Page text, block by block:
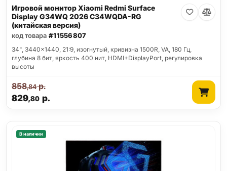
Игровой монитор Xiaomi Redmi Surface
Display G34WQ 2026 C34WQDA-RG
(китайская версия)
код товара #11556807
34", 3440x1440, 21:9, изогнутый, кривизна 1500R, VA, 180 Гц,
глубина 8 бит, яркость 400 нит, HDMI+DisplayPort, регулировка
высоты
829,80р.
858,84р.
В наличии